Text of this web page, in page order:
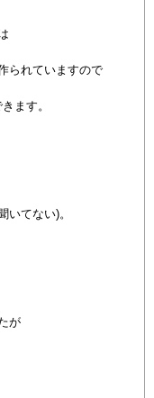
られていますので
ます。
いてない)。
が